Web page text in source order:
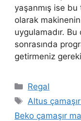
yaşanmış ise
olarak
uygulamadır.
sonrasında
getirmeniz
Kategoriler
Regal
Etiketler
Altus
Beko çamaşır